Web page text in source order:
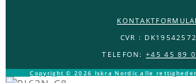
CVR : DK19542572
TELEFON:+45 45 89
Copyright © 2026 Iskra Nordic alle